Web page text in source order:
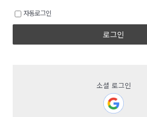
자동로그인
로그인
소셜 로그인